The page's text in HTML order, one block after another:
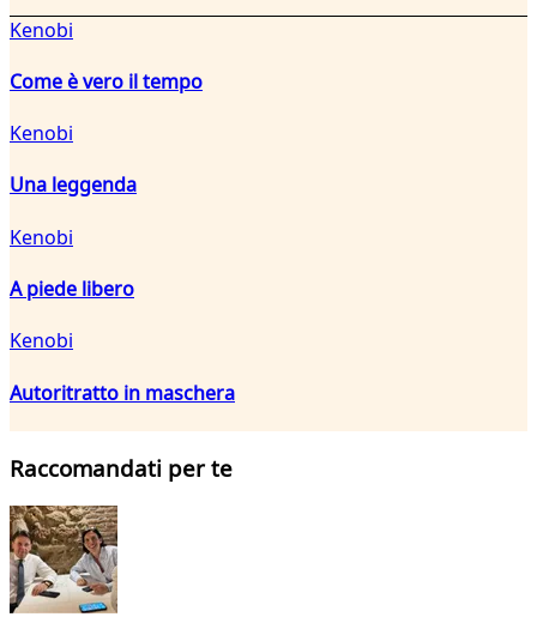
Kenobi
Come è vero il tempo
Kenobi
Una leggenda
Kenobi
A piede libero
Kenobi
Autoritratto in maschera
Raccomandati per te